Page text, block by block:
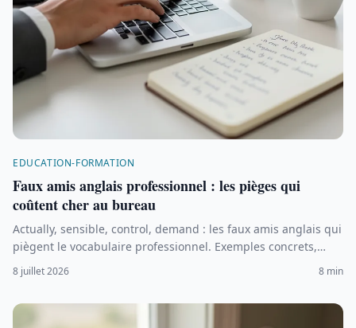
EDUCATION-FORMATION
Faux amis anglais professionnel : les pièges qui
coûtent cher au bureau
Actually, sensible, control, demand : les faux amis anglais qui
piègent le vocabulaire professionnel. Exemples concrets,
erreurs classiques et méthode pour ne plus tomber dedans.
8 juillet 2026 8 min